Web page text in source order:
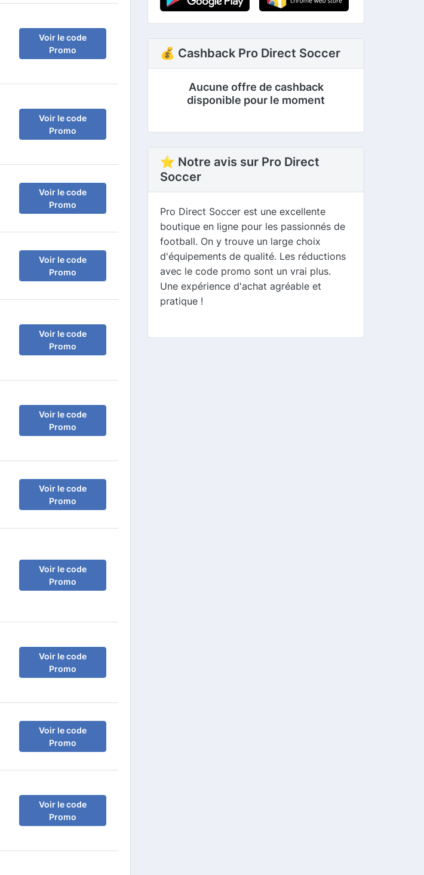
Voir le code
Promo
Voir le code
Promo
Voir le code
Promo
Voir le code
Promo
Voir le code
Promo
Voir le code
Promo
Voir le code
Promo
Voir le code
Promo
Voir le code
Promo
Voir le code
Promo
Voir le code
Promo
💰 Cashback Pro Direct Soccer
Aucune offre de cashback
disponible pour le moment
⭐ Notre avis sur Pro Direct
Soccer
Pro Direct Soccer est une excellente
boutique en ligne pour les passionnés de
football. On y trouve un large choix
d'équipements de qualité. Les réductions
avec le code promo sont un vrai plus.
Une expérience d'achat agréable et
pratique !